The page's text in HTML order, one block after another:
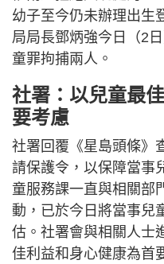
幼子至今仍未辦理出生
局局長鄧炳強今日（2
童罪拘捕兩人。
社署：以兒童最
要考慮
社署回覆《星島頭條》
請保護令，以保障當事
童服務課一直與相關部
動，已於今日將當事兒
估。社署會與相關人士
佳利益和身心健康為首